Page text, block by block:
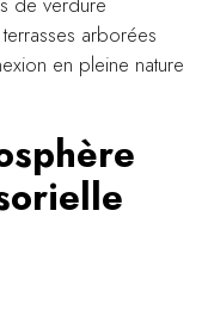
arborées
en pleine nature